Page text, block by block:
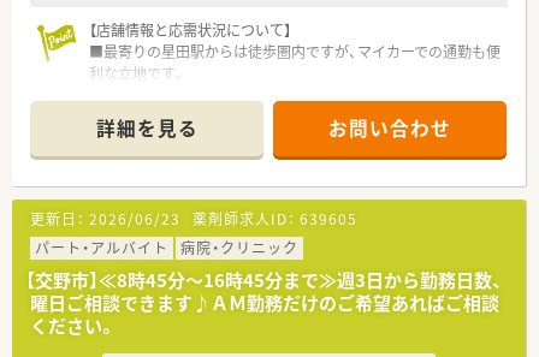
【店舗情報と応需状況について】
■最寄りの星田駅からは徒歩圏内ですが、マイカーでの通勤も便
利な立地です。
を応需しています。
■1日70～80枚の処方箋を、常時薬剤師2～3名、事務員3名の手
厚い体制で対応します。
【求人情報について】
■ご年齢やご経験を考慮し、年収420万円から最大550万円まで
ご提示します。
■残業は月平均1時間未満とほとんどなく、プライベートの時間
をしっかり確保できます。
■お子様の急な体調不良によるお休みにも対応可能で、子育てに
大変理解のある環境です。
詳細を見る お問い合わせ
更新日： 2026/06/23 薬剤師求人ID： 639605
パート・アルバイト
病院・クリニック
【交野市】≪8時45分～16時45分まで≫週3日から勤務日数、
曜日ご相談できます♪ＡＭ勤務だけのご希望あればご相談
ください。